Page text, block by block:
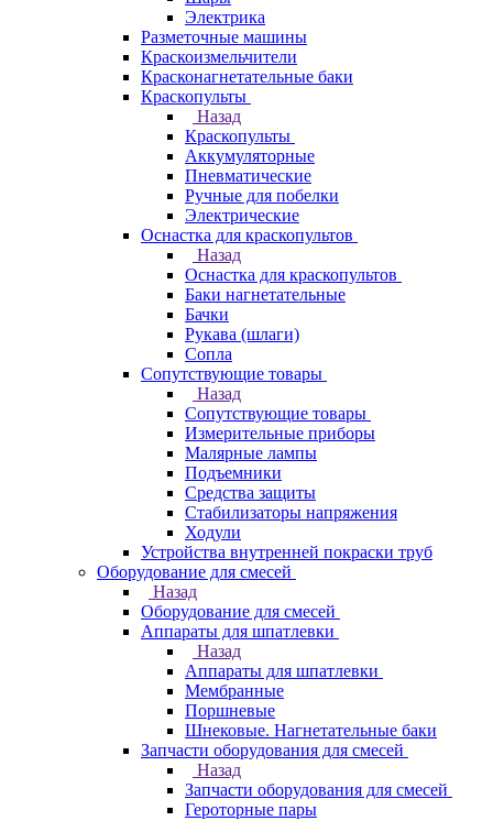
Электрика
Разметочные машины
Краскоизмельчители
Красконагнетательные баки
Краскопульты
Назад
Краскопульты
Аккумуляторные
Пневматические
Ручные для побелки
Электрические
Оснастка для краскопультов
Назад
Оснастка для краскопультов
Баки нагнетательные
Бачки
Рукава (шлаги)
Сопла
Сопутствующие товары
Назад
Сопутствующие товары
Измерительные приборы
Малярные лампы
Подъемники
Средства защиты
Стабилизаторы напряжения
Ходули
Устройства внутренней покраски труб
Оборудование для смесей
Назад
Оборудование для смесей
Аппараты для шпатлевки
Назад
Аппараты для шпатлевки
Мембранные
Поршневые
Шнековые. Нагнетательные баки
Запчасти оборудования для смесей
Назад
Запчасти оборудования для смесей
Героторные пары